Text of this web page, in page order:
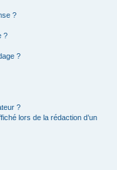
?
?
?
?
lors de la rédaction d’un